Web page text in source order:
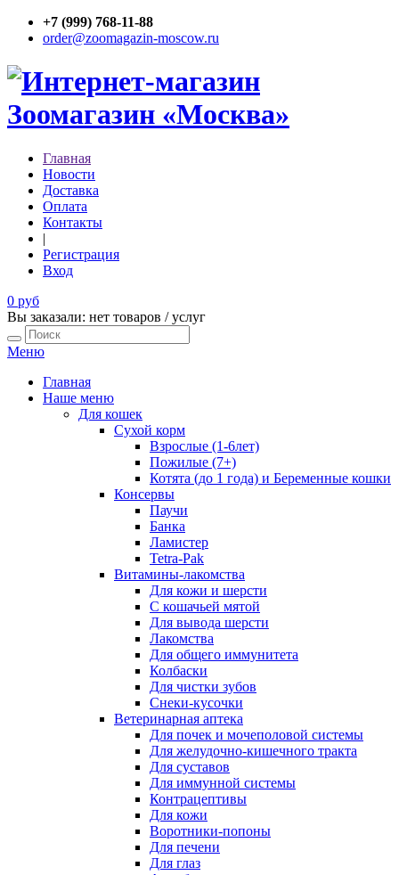
+7 (999) 768-11-88
order@zoomagazin-moscow.ru
Главная
Новости
Доставка
Оплата
Контакты
|
Регистрация
Вход
0 руб
Вы заказали: нет товаров / услуг
Меню
Главная
Наше меню
Для кошек
Сухой корм
Взрослые (1-6лет)
Пожилые (7+)
Котята (до 1 года) и Беременные кошки
Консервы
Паучи
Банка
Ламистер
Tetra-Pak
Витамины-лакомства
Для кожи и шерсти
С кошачьей мятой
Для вывода шерсти
Лакомства
Для общего иммунитета
Колбаски
Для чистки зубов
Снеки-кусочки
Ветеринарная аптека
Для почек и мочеполовой системы
Для желудочно-кишечного тракта
Для суставов
Для иммунной системы
Контрацептивы
Для кожи
Воротники-попоны
Для печени
Для глаз